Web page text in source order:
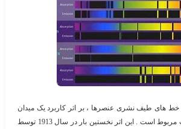
خط های طیف نشری عنصرها ، بر اثر کاربرد یک میدان
است . این اثر نخستین بار در سال 1913 توسط